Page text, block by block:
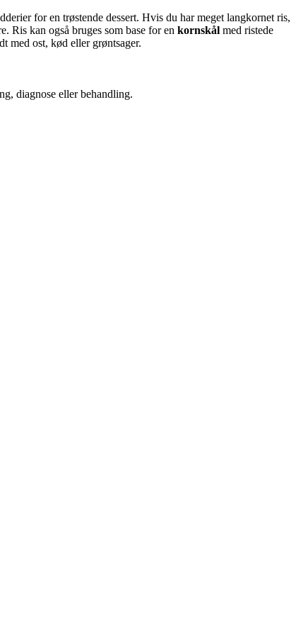
for en trøstende dessert. Hvis du har meget langkornet ris,
Ris kan også bruges som base for en kornskål med ristede
med ost, kød eller grøntsager.
diagnose eller behandling.